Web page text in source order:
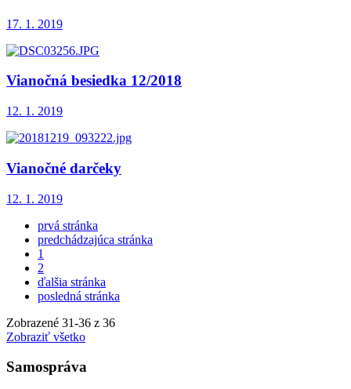
17. 1. 2019
Vianočná besiedka 12/2018
12. 1. 2019
Vianočné darčeky
12. 1. 2019
prvá stránka
predchádzajúca stránka
1
2
ďalšia stránka
posledná stránka
Zobrazené 31-36 z 36
Zobraziť všetko
Samospráva